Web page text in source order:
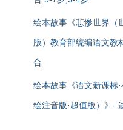
绘本故事《悲惨世界（
版）教育部统编语文教
合
绘本故事《语文新课标
绘注音版·超值版）》-